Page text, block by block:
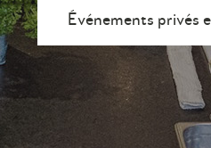
Événements privés